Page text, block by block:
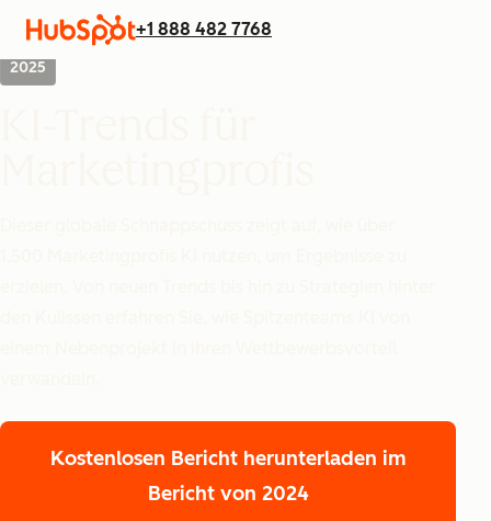
+1 888 482 7768
2025
Kostenlosen Bericht herunterladen im
Bericht von 2024